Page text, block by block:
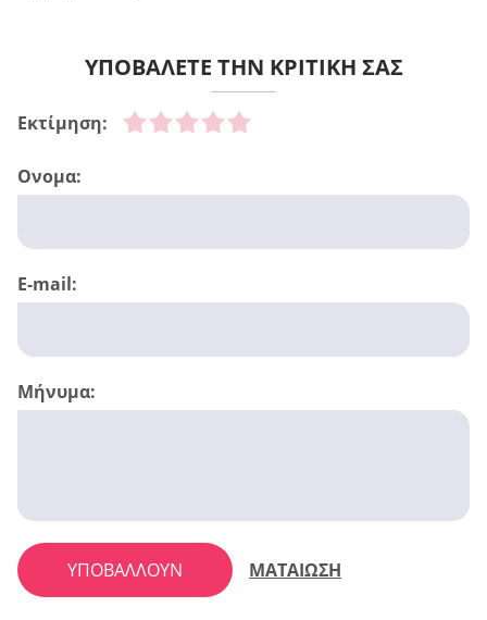
ΥΠΟΒΑΛΕΤΕ ΤΗΝ ΚΡΙΤΙΚΗ ΣΑΣ
Εκτίμηση:
Ονομα:
E-mail:
Μήνυμα:
ΥΠΟΒΆΛΛΟΥΝ ΜΑΤΑΙΩΣΗ